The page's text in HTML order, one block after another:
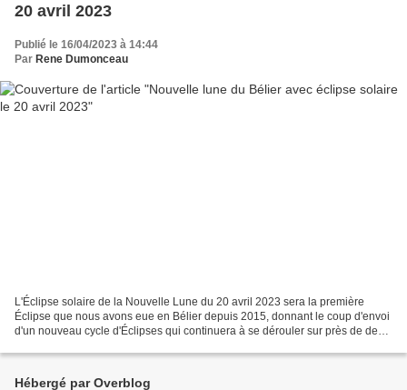
20 avril 2023
Publié le 16/04/2023 à 14:44
Par Rene Dumonceau
L'Éclipse solaire de la Nouvelle Lune du 20 avril 2023 sera la première
Éclipse que nous avons eue en Bélier depuis 2015, donnant le coup d'envoi
d'un nouveau cycle d'Éclipses qui continuera à se dérouler sur près de deux
Hébergé par Overblog